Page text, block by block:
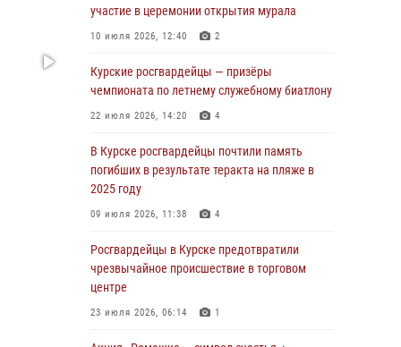
04 августа 2026, 12:52
Курской области проверили 85 владельцев
оружия
04 августа 2026, 07:00
В Курской области росгвардейцы за
прошедшую неделю совершили 297 выездов
по сигналу «тревога»
03 августа 2026, 09:46
За прошедшую неделю росгвардейцы
Курской области проверили более 90
владельцев оружия
30 июля 2026, 07:00
участие в церемонии открытия мурала
10 июля 2026, 12:40 2
Курские росгвардейцы — призёры
чемпионата по летнему служебному биатлону
22 июля 2026, 14:20 4
В Курске росгвардейцы почтили память
погибших в результате теракта на пляже в
2025 году
09 июля 2026, 11:38 4
Росгвардейцы в Курске предотвратили
чрезвычайное происшествие в торговом
центре
23 июля 2026, 06:14 1